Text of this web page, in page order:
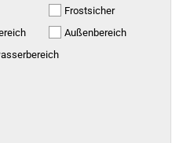
Frostsicher
Außenbereich